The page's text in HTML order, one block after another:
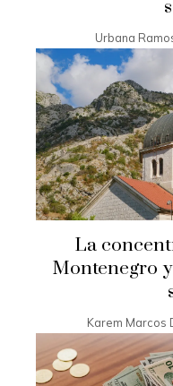
Urbana
La
Montenegro
Karem Marcos